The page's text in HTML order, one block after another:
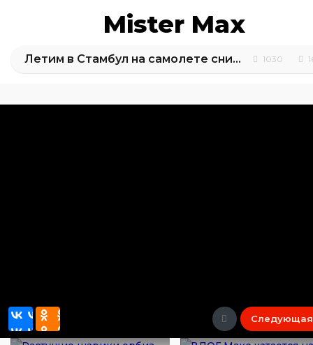
Mister Max
Летим в Стамбул на самолете снимаем квартиру 1030
Следующая